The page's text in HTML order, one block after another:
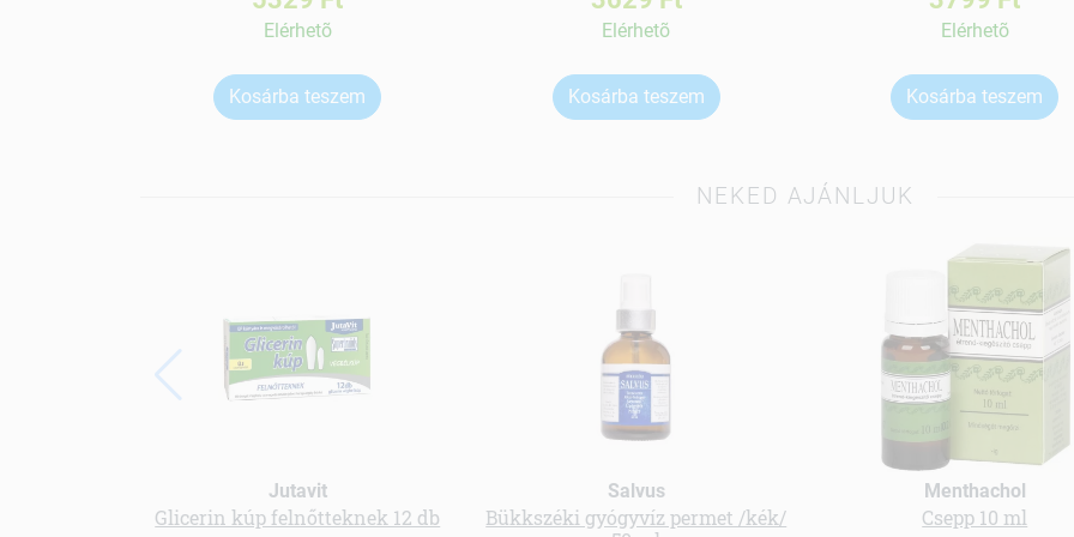
Elérhetõ
Kosárba teszem
Elérhetõ
Kosárba teszem
Elérhetõ
Kosárba teszem
NEKED AJÁNLJUK
Jutavit
Glicerin kúp felnőtteknek 12 db
Salvus
Bükkszéki gyógyvíz permet /kék/
Menthachol
Csepp 10 ml